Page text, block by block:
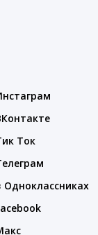
Ток
Одноклассниках